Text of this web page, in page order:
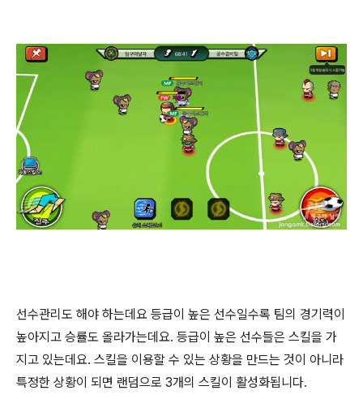
선수관리도 해야 하는데요 등급이 높은 선수일수록 팀의 경기력이
높아지고 승률도 올라가는데요. 등급이 높은 선수들은 스킬을 가
지고 있는데요. 스킬을 이용할 수 있는 상황을 만드는 것이 아니라
특정한 상황이 되면 랜덤으로 3개의 스킬이 활성화됩니다.